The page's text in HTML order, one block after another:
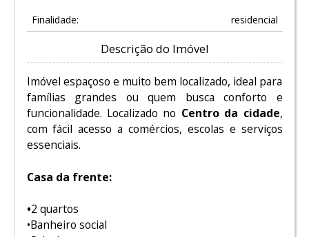
Finalidade: residencial
Descrição do Imóvel
Imóvel espaçoso e muito bem localizado, ideal para
famílias grandes ou quem busca conforto e
funcionalidade. Localizado no Centro da cidade,
com fácil acesso a comércios, escolas e serviços
essenciais.
Casa da frente:
•2 quartos
•Banheiro social